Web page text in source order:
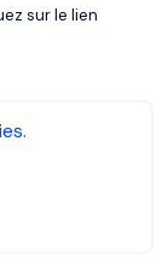
sur le lien